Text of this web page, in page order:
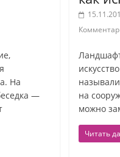
На
—
на
можно
Читать